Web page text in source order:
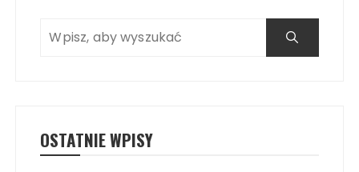
OSTATNIE WPISY